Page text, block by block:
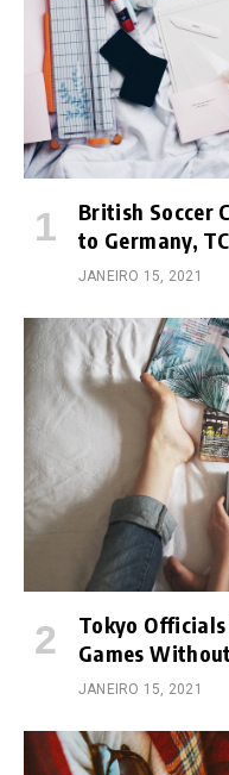
British Soccer
to Germany,
JANEIRO 15, 2021
Tokyo
Games
JANEIRO 15, 2021